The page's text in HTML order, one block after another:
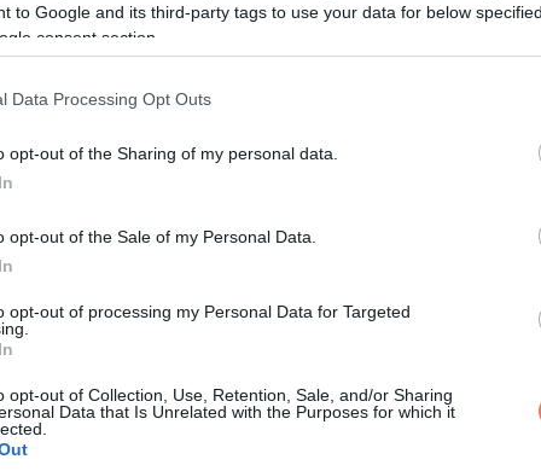
to Google and its third-party tags to use your data for below
consent section.
Data Processing Opt Outs
opt-out of the Sharing of my personal data.
opt-out of the Sale of my Personal Data.
opt-out of processing my Personal Data for Targeted
opt-out of Collection, Use, Retention, Sale, and/or Sharing
Data that Is Unrelated with the Purposes for which it
napja lesz. Érdemes átgondolni a jövőbeli célokat és
folyamán olyan inspiráló ötletekre bukkanhatsz, amelyek
őszinte kommunikáció lesz a kulcs, ne tartsd vissza az
szeretteiddel. A párkapcsolatodban új megértést találhatsz a
a napot. Az egészségedre is figyelj, és szánj időt
szerencsét” beírása után gördítesz lejjebb!
iránti vágy kerül előtérbe, így érdemes rendszerezni
hozd a gondolataidat és megteremtsd a lelki egyensúlyt.
idő különösen felemelő lesz. A párkapcsolatodban mélyebb
a partneredhez. Az egyedülálló Szüzek számára a mai
légy óvatos, ne hozz elhamarkodott döntéseket. Az esti
év szerencse vár, ha kedvelés és a „sok szerencsét”